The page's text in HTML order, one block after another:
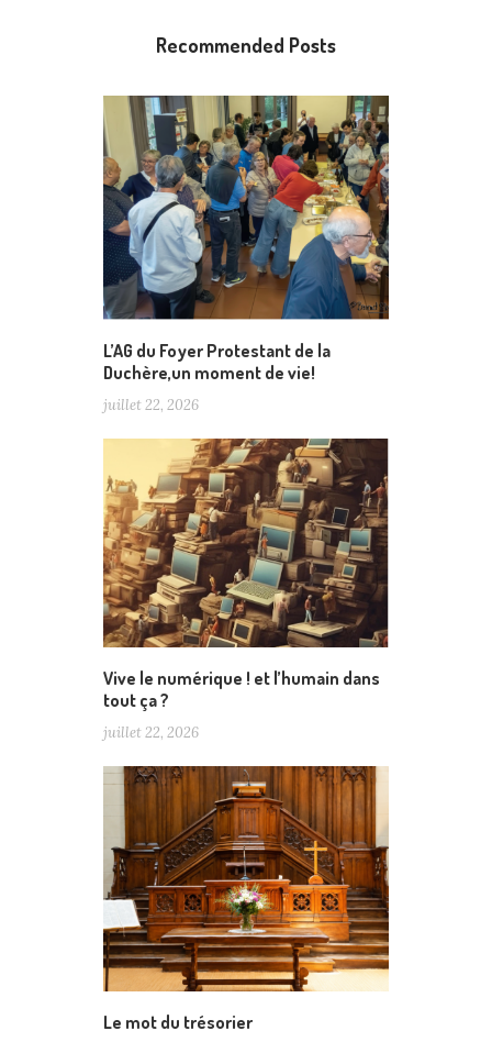
Recommended Posts
L’AG du Foyer Protestant de la
Duchère,un moment de vie!
juillet 22, 2026
Vive le numérique ! et l’humain dans
tout ça ?
juillet 22, 2026
Le mot du trésorier